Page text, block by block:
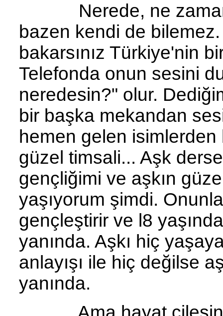
Nerede, ne zaman,
bazen kendi de
bakarsınız Türkiye'nin
Telefonda onun sesini
neredesin?" olur.
bir başka mekandan
hemen gelen
güzel timsali... Aşk
gençliğimi ve aşkın
yaşıyorum şimdi.
gençleştirir ve l8
yanında. Aşkı hiç
anlayışı ile hiç değilse
yanında.